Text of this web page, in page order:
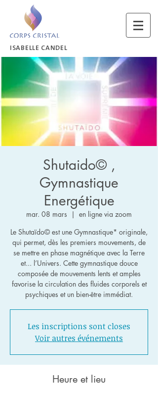
ISABELLE CANDEL
Shutaido© ,
Gymnastique
Energétique
mar. 08 mars
  |
en ligne via zoom
Le Shutaïdo© est une Gymnastique* originale,
qui permet, dès les premiers mouvements, de
se mettre en phase magnétique avec la Terre
et... l’Univers. Cette gymnastique douce
composée de mouvements lents et amples
favorise la circulation des fluides corporels et
psychiques et un bien-être immédiat.
Les inscriptions sont closes
Voir autres événements
Heure et lieu